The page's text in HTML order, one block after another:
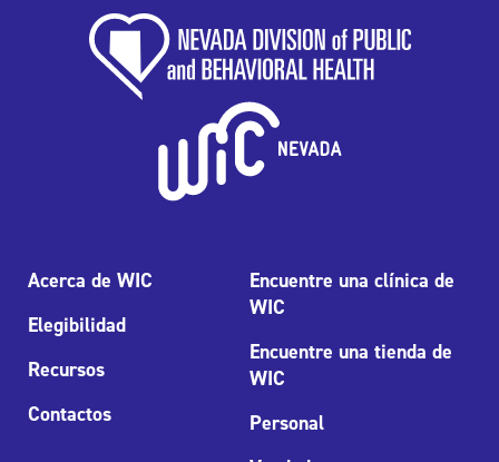
Acerca de WIC
Elegibilidad
Recursos
Contactos
Encuentre una clínica de
WIC
Encuentre una tienda de
WIC
Personal